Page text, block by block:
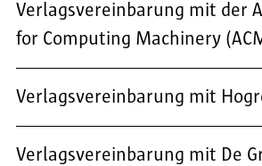
Verlagsvereinbarung mit der
for Computing Machinery
Verlagsvereinbarung mit
Verlagsvereinbarung mit De